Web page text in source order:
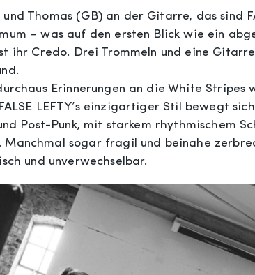
Thomas (GB) an der Gitarre, das sind
– was auf den ersten Blick wie ein
ihr Credo. Drei Trommeln und eine
Erinnerungen an die White Stripes
LEFTY’s einzigartiger Stil bewegt
Post-Punk, mit starkem rhythmischem
Manchmal sogar fragil und beinahe
und unverwechselbar.